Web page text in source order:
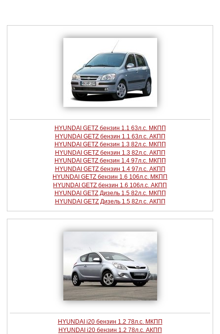
HYUNDAI GETZ бензин 1.1 63л.с. МКПП
HYUNDAI GETZ бензин 1.1 63л.с. АКПП
HYUNDAI GETZ бензин 1.3 82л.с. МКПП
HYUNDAI GETZ бензин 1.3 82л.с. АКПП
HYUNDAI GETZ бензин 1.4 97л.с. МКПП
HYUNDAI GETZ бензин 1.4 97л.с. АКПП
HYUNDAI GETZ бензин 1.6 106л.с. МКПП
HYUNDAI GETZ бензин 1.6 106л.с. АКПП
HYUNDAI GETZ Дизель 1.5 82л.с. МКПП
HYUNDAI GETZ Дизель 1.5 82л.с. АКПП
HYUNDAI i20 бензин 1.2 78л.с. МКПП
HYUNDAI i20 бензин 1.2 78л.с. АКПП